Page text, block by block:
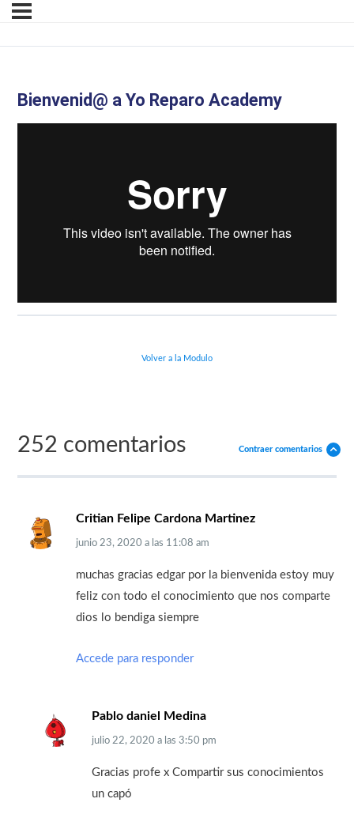
Bienvenid@ a Yo Reparo Academy
Volver a la Modulo
252 comentarios Contraer comentarios
Critian Felipe Cardona Martinez
junio 23, 2020 a las 11:08 am
muchas gracias edgar por la bienvenida estoy muy
feliz con todo el conocimiento que nos comparte
dios lo bendiga siempre
Accede para responder
Pablo daniel Medina
julio 22, 2020 a las 3:50 pm
Gracias profe x Compartir sus conocimientos
un capó